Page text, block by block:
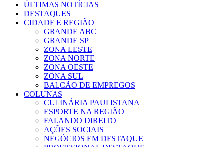
ÚLTIMAS NOTÍCIAS
DESTAQUES
CIDADE E REGIÃO
GRANDE ABC
GRANDE SP
ZONA LESTE
ZONA NORTE
ZONA OESTE
ZONA SUL
BALCÃO DE EMPREGOS
COLUNAS
CULINÁRIA PAULISTANA
ESPORTE NA REGIÃO
FALANDO DIREITO
AÇÕES SOCIAIS
NEGÓCIOS EM DESTAQUE